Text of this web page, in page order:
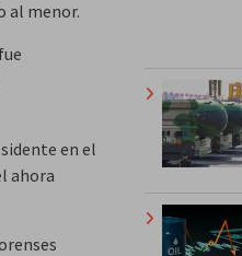
al menor.
en el
ahora